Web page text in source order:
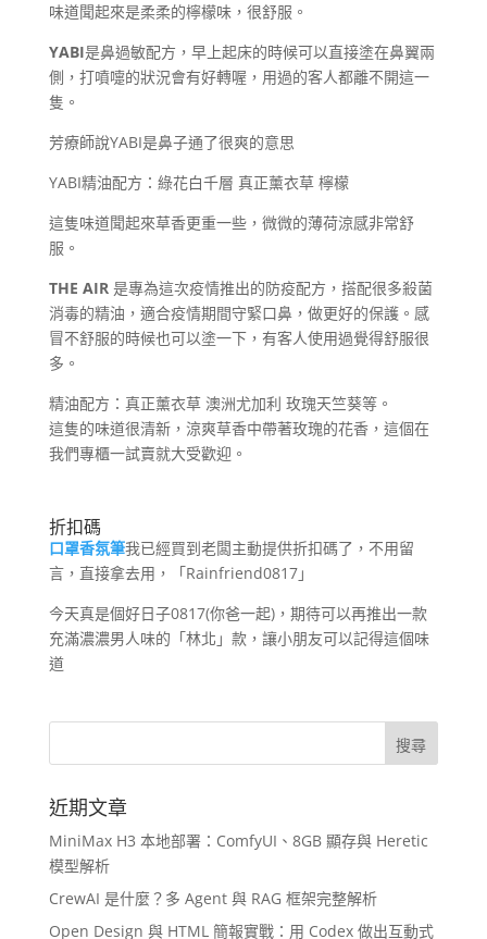
味道聞起來是柔柔的檸檬味，很舒服。
YABI是鼻過敏配方，早上起床的時候可以直接塗在鼻翼兩
側，打噴嚏的狀況會有好轉喔，用過的客人都離不開這一
隻。
芳療師說YABI是鼻子通了很爽的意思
YABI精油配方：綠花白千層 真正薰衣草 檸檬
這隻味道聞起來草香更重一些，微微的薄荷涼感非常舒
服。
THE AIR是專為這次疫情推出的防疫配方，搭配很多殺菌
消毒的精油，適合疫情期間守緊口鼻，做更好的保護。感
冒不舒服的時候也可以塗一下，有客人使用過覺得舒服很
多。
精油配方：真正薰衣草 澳洲尤加利 玫瑰天竺葵等。
這隻的味道很清新，涼爽草香中帶著玫瑰的花香，這個在
我們專櫃一試賣就大受歡迎。
折扣碼
口罩香氛筆我已經買到老闆主動提供折扣碼了，不用留
言，直接拿去用，「Rainfriend0817」
今天真是個好日子0817(你爸一起)，期待可以再推出一款
充滿濃濃男人味的「林北」款，讓小朋友可以記得這個味
道
近期文章
MiniMax H3 本地部署：ComfyUI、8GB 顯存與 Heretic
模型解析
CrewAI 是什麼？多 Agent 與 RAG 框架完整解析
Open Design 與 HTML 簡報實戰：用 Codex 做出互動式